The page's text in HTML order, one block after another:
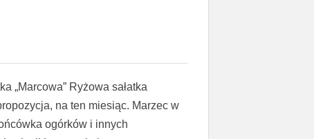
„Marcowa” Ryżowa sałatka
na ten miesiąc. Marzec w
ogórków i innych